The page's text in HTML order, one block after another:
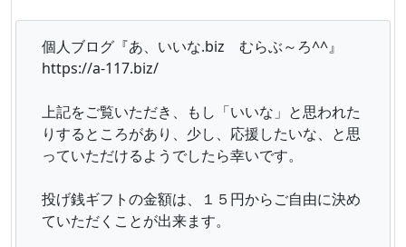
個人ブログ『あ、いいな.biz むらぶ～ろ^^』
https://a-117.biz/
上記をご覧いただき、もし「いいな」と思われた
りするところがあり、少し、応援したいな、と思
っていただけるようでしたら幸いです。
投げ銭ギフトの金額は、１５円からご自由に決め
ていただくことが出来ます。